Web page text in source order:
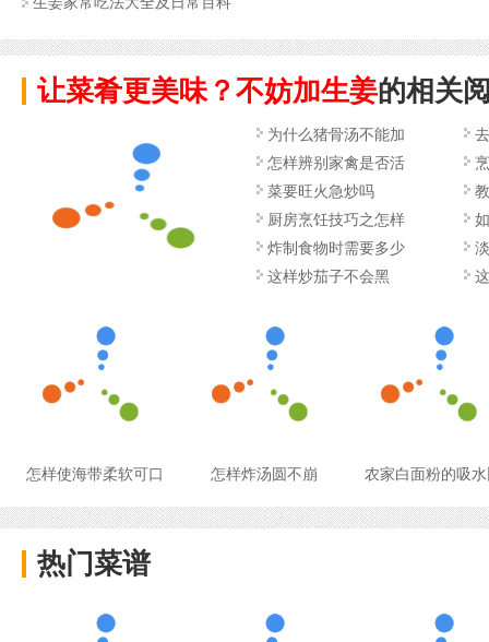
让菜肴更美味？不妨加生姜的相关
为什么猪骨汤不能加
怎样辨别家禽是否活
菜要旺火急炒吗
厨房烹饪技巧之怎样
炸制食物时需要多少
这样炒茄子不会黑
怎样使海带柔软可口 怎样炸汤圆不崩 农家白面粉的吸
热门菜谱